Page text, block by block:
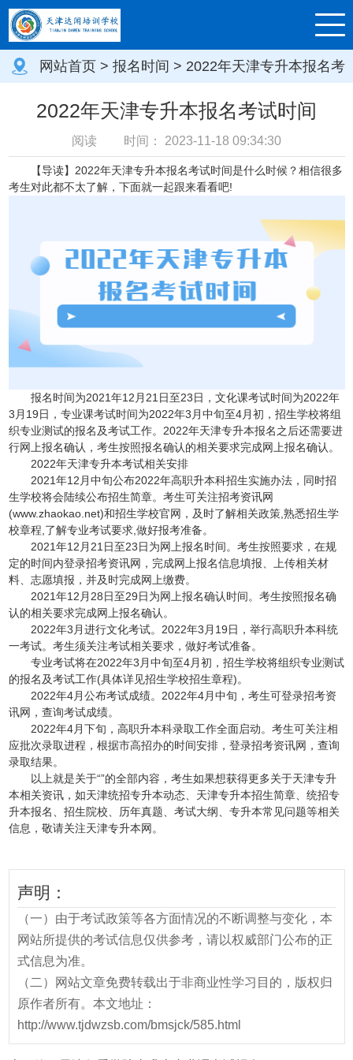
网站首页 > 报名时间 > 2022年天津专升本报名考
2022年天津专升本报名考试时间
阅读 时间： 2023-11-18 09:34:30
【导读】2022年天津专升本报名考试时间是什么时候？相信很多
考生对此都不太了解，下面就一起跟来看看吧!
报名时间为2021年12月21日至23日，文化课考试时间为2022年
3月19日，专业课考试时间为2022年3月中旬至4月初，招生学校将组
织专业测试的报名及考试工作。2022年天津专升本报名之后还需要进
行网上报名确认，考生按照报名确认的相关要求完成网上报名确认。
2022年天津专升本考试相关安排
2021年12月中旬公布2022年高职升本科招生实施办法，同时招
生学校将会陆续公布招生简章。考生可关注招考资讯网
(www.zhaokao.net)和招生学校官网，及时了解相关政策,熟悉招生学
校章程,了解专业考试要求,做好报考准备。
2021年12月21日至23日为网上报名时间。考生按照要求，在规
定的时间内登录招考资讯网，完成网上报名信息填报、上传相关材
料、志愿填报，并及时完成网上缴费。
2021年12月28日至29日为网上报名确认时间。考生按照报名确
认的相关要求完成网上报名确认。
2022年3月进行文化考试。2022年3月19日，举行高职升本科统
一考试。考生须关注考试相关要求，做好考试准备。
专业考试将在2022年3月中旬至4月初，招生学校将组织专业测试
的报名及考试工作(具体详见招生学校招生章程)。
2022年4月公布考试成绩。2022年4月中旬，考生可登录招考资
讯网，查询考试成绩。
2022年4月下旬，高职升本科录取工作全面启动。考生可关注相
应批次录取进程，根据市高招办的时间安排，登录招考资讯网，查询
录取结果。
以上就是关于“”的全部内容，考生如果想获得更多关于天津专升
本相关资讯，如天津统招专升本动态、天津专升本招生简章、统招专
升本报名、招生院校、历年真题、考试大纲、专升本常见问题等相关
信息，敬请关注天津专升本网。
声明：
（一）由于考试政策等各方面情况的不断调整与变化，本
网站所提供的考试信息仅供参考，请以权威部门公布的正
式信息为准。
（二）网站文章免费转载出于非商业性学习目的，版权归
原作者所有。本文地址：
http://www.tjdwzsb.com/bmsjck/585.html